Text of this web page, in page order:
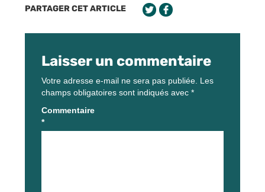
PARTAGER CET ARTICLE
Laisser un commentaire
Votre adresse e-mail ne sera pas publiée. Les
champs obligatoires sont indiqués avec *
Commentaire
*